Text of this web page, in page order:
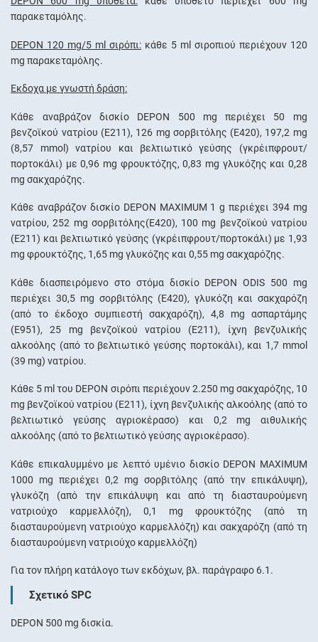
παρακεταμόλης.
DEPON 120 mg/5 ml σιρόπι: κάθε 5 ml σιροπιού περιέχουν 120
mg παρακεταμόλης.
Έκδοχα με γνωστή δράση:
Κάθε αναβράζον δισκίο DEPON 500 mg περιέχει 50 mg
βενζοϊκού νατρίου (Ε211), 126 mg σορβιτόλης (Ε420), 197,2 mg
(8,57 mmol) νατρίου και βελτιωτικό γεύσης (γκρέιπφρουτ/
πορτοκάλι) με 0,96 mg φρουκτόζης, 0,83 mg γλυκόζης και 0,28
mg σακχαρόζης.
Κάθε αναβράζον δισκίο DEPON MAXIMUM 1 g περιέχει 394 mg
νατρίου, 252 mg σορβιτόλης(Ε420), 100 mg βενζοϊκού νατρίου
(E211) και βελτιωτικό γεύσης (γκρέιπφρουτ/πορτοκάλι) με 1,93
mg φρουκτόζης, 1,65 mg γλυκόζης και 0,55 mg σακχαρόζης.
Κάθε διασπειρόμενο στο στόμα δισκίο DEPON ODIS 500 mg
περιέχει 30,5 mg σορβιτόλης (Ε420), γλυκόζη και σακχαρόζη
(από το έκδοχο συμπιεστή σακχαρόζη), 4,8 mg ασπαρτάμης
(Ε951), 25 mg βενζοϊκού νατρίου (Ε211), ίχνη βενζυλικής
αλκοόλης (από το βελτιωτικό γεύσης πορτοκάλι), και 1,7 mmol
(39 mg) νατρίου.
Κάθε 5 ml του DEPON σιρόπι περιέχουν 2.250 mg σακχαρόζης, 10
mg βενζοϊκού νατρίου (Ε211), ίχνη βενζυλικής αλκοόλης (από το
βελτιωτικό γεύσης αγριοκέρασο) και 0,2 mg αιθυλικής
αλκοόλης (από το βελτιωτικό γεύσης αγριοκέρασο).
Κάθε επικαλυμμένο με λεπτό υμένιο δισκίο DEPON MAXIMUM
1000 mg περιέχει 0,2 mg σορβιτόλης (από την επικάλυψη),
γλυκόζη (από την επικάλυψη και από τη διασταυρούμενη
νατριούχο καρμελλόζη), 0,1 mg φρουκτόζης (από τη
διασταυρούμενη νατριούχο καρμελλόζη) και σακχαρόζη (από τη
διασταυρούμενη νατριούχο καρμελλόζη)
Για τον πλήρη κατάλογο των εκδόχων, βλ. παράγραφο 6.1.
Σχετικό SPC
DEPON 500 mg δισκία.